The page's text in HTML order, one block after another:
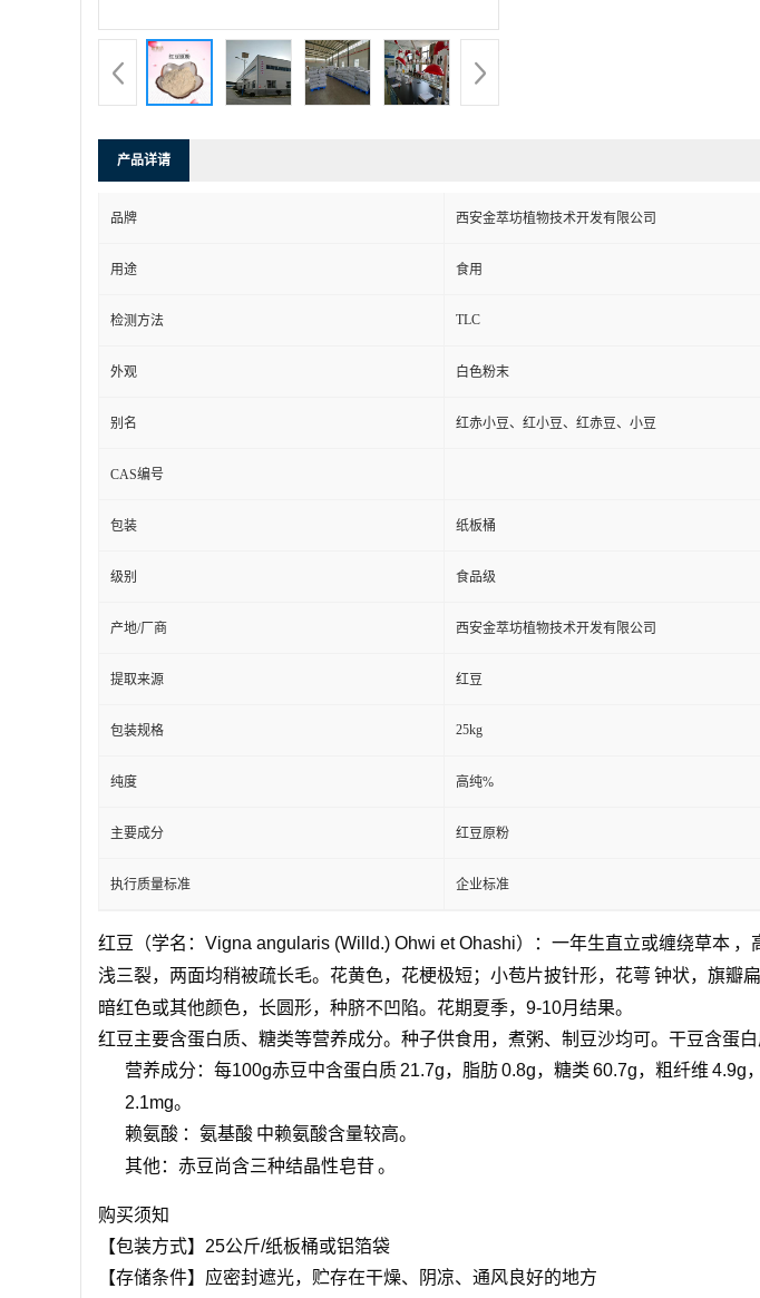
产品详请
品牌 西安金萃坊植物技术开发有限公司
用途 食用
检测方法 TLC
外观 白色粉末
别名 红赤小豆、红小豆、红赤豆、小豆
CAS编号
包装 纸板桶
级别 食品级
产地/厂商 西安金萃坊植物技术开发有限公司
提取来源 红豆
包装规格 25kg
纯度 高纯%
主要成分 红豆原粉
执行质量标准 企业标准
红豆（学名：Vigna angularis (Willd.) Ohwi et Ohashi）：一年生直立或缠绕草本 ，
浅三裂，两面均稍被疏长毛。花黄色，花梗极短；小苞片披针形， 花萼钟状，旗瓣
暗红色或其他颜色，长圆形，种脐不凹陷。花期夏季，9-10月结果。
红豆主要含蛋白质、糖类等营养成分。种子供食用，煮粥、制豆沙均可。干豆含蛋
营养成分：每100g赤豆中含蛋白质 21.7g， 脂肪0.8g， 糖类 60.7g， 粗纤维 4.9g，
2.1mg。
赖氨酸 ： 氨基酸 中赖氨酸含量较高。
其他：赤豆尚含三种结晶性皂苷。
购买须知
【包装方式】25公斤/纸板桶或铝箔袋
【存储条件】应密封遮光，贮存在干燥、阴凉、通风良好的地方